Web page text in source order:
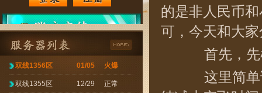
双线1356区 01/05 火爆
双线1355区 12/29 正常
的是非人民币
可，今天和大
首先，先
这里简单